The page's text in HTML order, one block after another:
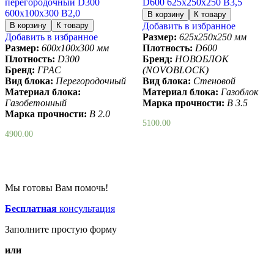
перегородочный D300
600х100х300 B2,0
Добавить в избранное
Размер: 600х100х300 мм
Плотность: D300
Бренд: ГРАС
Вид блока: Перегородочный
Материал блока:
Газобетонный
Марка прочности: B 2.0
4900.00
D600 625х250х250 B3,5
Добавить в избранное
Размер: 625х250х250 мм
Плотность: D600
Бренд: НОВОБЛОК
(NOVOBLOCK)
Вид блока: Стеновой
Материал блока: Газоблок
Марка прочности: B 3.5
5100.00
Мы готовы Вам помочь!
Бесплатная консультация
Заполните простую форму
или